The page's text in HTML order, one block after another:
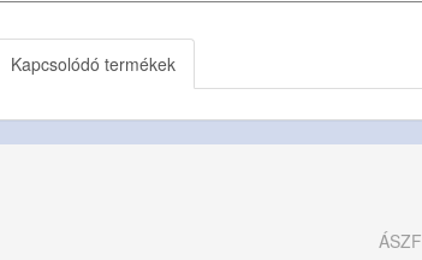
Kapcsolódó termékek
ÁSZF